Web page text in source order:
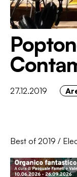
27.12.2019
Best of 2019 /